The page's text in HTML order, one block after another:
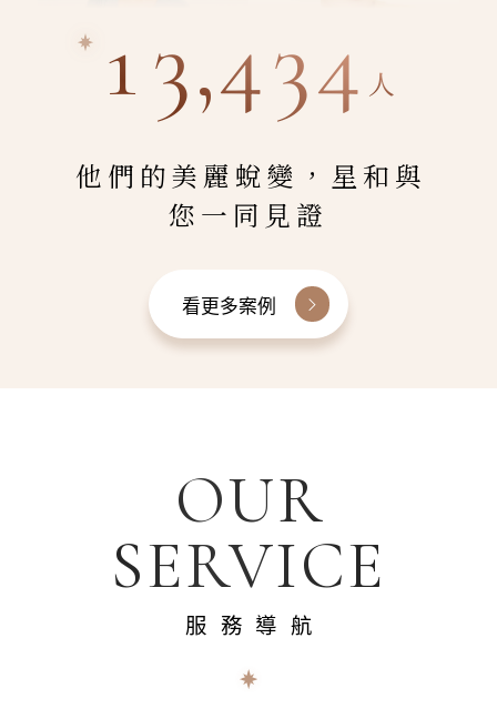
13,434 人
他們的美麗蛻變，星和與
您一同見證
看更多案例
OUR
SERVICE
服務導航